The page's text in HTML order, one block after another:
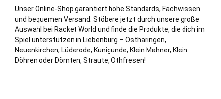
Unser Online-Shop garantiert hohe Standards, Fachwissen
und bequemen Versand. Stöbere jetzt durch unsere große
Auswahl bei Racket World und finde die Produkte, die dich im
Spiel unterstützen in Liebenburg – Ostharingen,
Neuenkirchen, Lüderode, Kunigunde, Klein Mahner, Klein
Döhren oder Dörnten, Straute, Othfresen!